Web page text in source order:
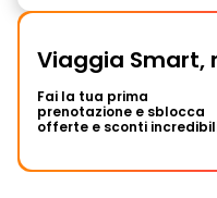
Viaggia Smart,
Fai la tua prima
prenotazione e sblocca
offerte e sconti